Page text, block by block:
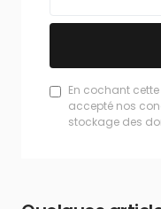
En cochant
accepté nos
stockage des